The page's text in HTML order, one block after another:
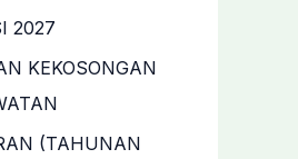
2027
KEKOSONGAN
(TAHUNAN